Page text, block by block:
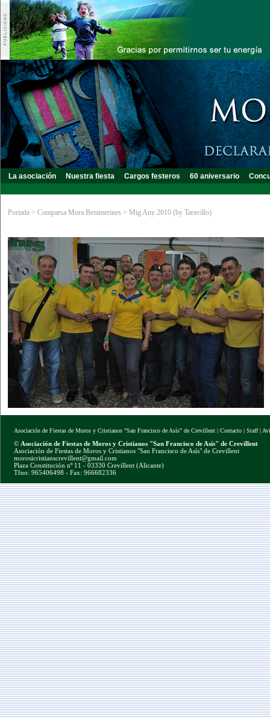
La asociación Nuestra fiesta Cargos festeros 60 aniversario
Portada > Comparsa Mora Benimerines > Mig Any 2010 (by Taravillo)
Asociación de Fiestas de Moros y Cristianos "San Francisco de Asís" de Crevillent | Contacto | Staff|
© Asociación de Fiestas de Moros y Cristianos "San Francisco de Asís" de Crevillent
Asociación de Fiestas de Moros y Cristianos "San Francisco de Asís" de Crevillent
morosicristianscrevillent@gmail.com
Plaza Constitución nº 11 - 03330 Crevillent (Alicante)
Tfno: 965406498 - Fax: 966682336